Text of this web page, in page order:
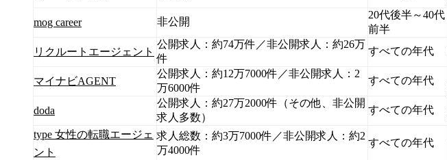
mog career
非公開
20代後半～40代
前半
リクルートエージェント
公開求人：約74万件／非公開求人：約26万
件
すべての年代
マイナビAGENT
公開求人：約12万7000件／非公開求人：2
万6000件
すべての年代
doda
公開求人：約27万2000件（その他、非公開
求人多数）
すべての年代
type 女性の転職エージェ
ント
求人総数：約3万7000件／非公開求人：約2
万4000件
すべての年代